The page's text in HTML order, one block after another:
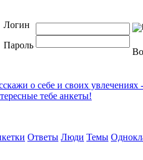
Логин
Пароль
о себе и своих
тебе анкеты!
Ответы Люди Темы